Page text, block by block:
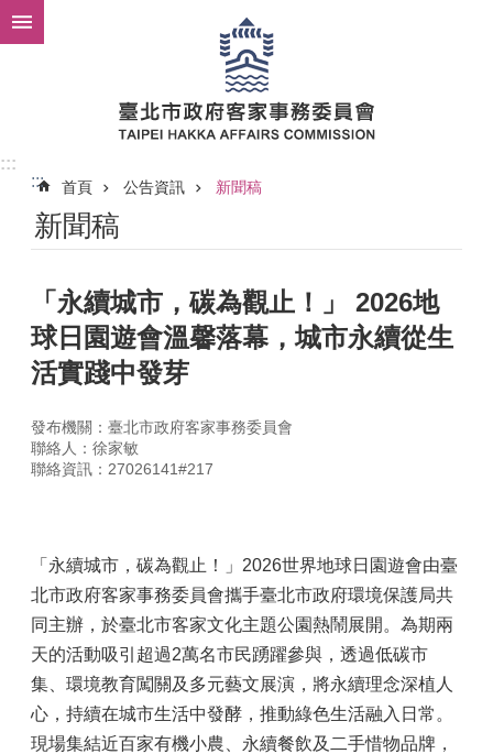
跳到主要內容區塊
:::
:::
首頁 公告資訊 新聞稿
新聞稿
「永續城市，碳為觀止！」 2026地
球日園遊會溫馨落幕，城市永續從生
活實踐中發芽
發布機關：臺北市政府客家事務委員會
聯絡人：徐家敏
聯絡資訊：27026141#217
「永續城市，碳為觀止！」2026世界地球日園遊會由臺
北市政府客家事務委員會攜手臺北市政府環境保護局共
同主辦，於臺北市客家文化主題公園熱鬧展開。為期兩
天的活動吸引超過2萬名市民踴躍參與，透過低碳市
集、環境教育闖關及多元藝文展演，將永續理念深植人
心，持續在城市生活中發酵，推動綠色生活融入日常。
現場集結近百家有機小農、永續餐飲及二手惜物品牌，